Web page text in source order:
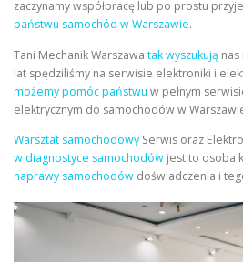
zaczynamy współpracę lub po prostu
państwu samochód w Warszawie.
Tani Mechanik Warszawa tak wyszukują
lat spędziliśmy na serwisie elektroniki i
możemy pomóc państwu w pełnym
elektrycznym do samochodów w
Warsztat samochodowy Serwis oraz
w diagnostyce samochodów jest to osoba
naprawy samochodów doświadczenia i